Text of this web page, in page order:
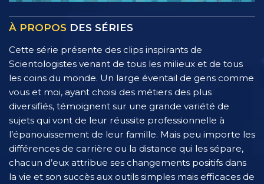
À PROPOS DES SÉRIES
Cette série présente des clips inspirants de
Scientologistes venant de tous les milieux et de tous
les coins du monde. Un large éventail de gens comme
vous et moi, ayant choisi des métiers des plus
diversifiés, témoignent sur une grande variété de
sujets qui vont de leur réussite professionnelle à
l’épanouissement de leur famille. Mais peu importe les
différences de carrière ou la distance qui les sépare,
chacun d’eux attribue ses changements positifs dans
la vie et son succès aux outils simples mais efficaces de